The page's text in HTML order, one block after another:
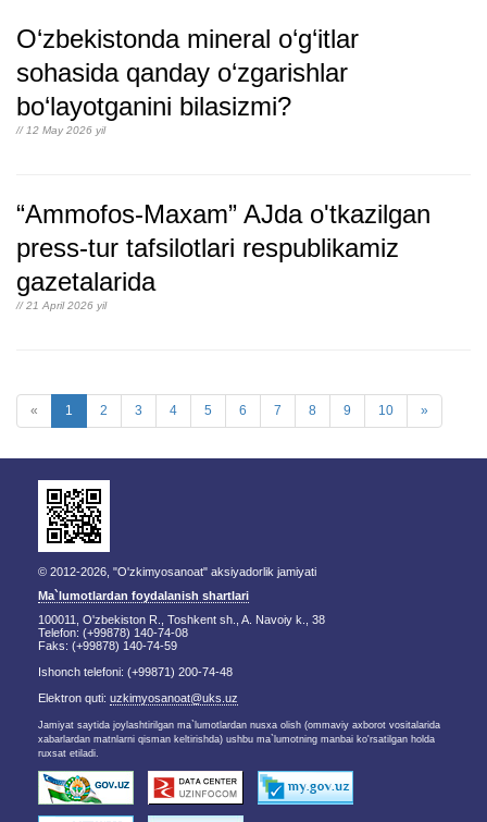
O‘zbekistonda mineral o‘g‘itlar
sohasida qanday o‘zgarishlar
bo‘layotganini bilasizmi?
// 12 May 2026 yil
“Ammofos-Maxam” AJda o'tkazilgan
press-tur tafsilotlari respublikamiz
gazetalarida
// 21 April 2026 yil
« 1 2 3 4 5 6 7 8 9 10 »
© 2012-2026, "O'zkimyosanoat" aksiyadorlik jamiyati
Ma`lumotlardan foydalanish shartlari
100011, O'zbekiston R., Toshkent sh., A. Navoiy k., 38
Telefon: (+99878) 140-74-08
Faks: (+99878) 140-74-59
Ishonch telefoni: (+99871) 200-74-48
Elektron quti: uzkimyosanoat@uks.uz
Jamiyat saytida joylashtirilgan ma`lumotlardan nusxa olish (ommaviy axborot vositalarida
xabarlardan matnlarni qisman keltirishda) ushbu ma`lumotning manbai ko'rsatilgan holda
ruxsat etiladi.